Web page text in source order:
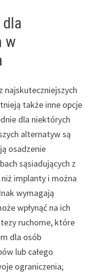
w
najskuteczniejszych
także inne opcje
dla niektórych
alternatyw są
osadzenie
sąsiadujących z
implanty i można
wymagają
wpłynąć na ich
ruchome, które
dla osób
lub całego
ograniczenia;